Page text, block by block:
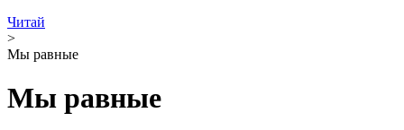
Читай
>
Мы равные
Мы равные